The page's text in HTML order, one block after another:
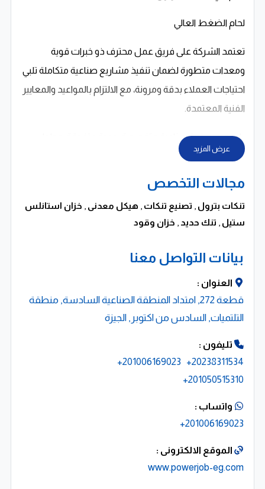
لحام الضغط العالي
تعتمد الشركة على فريق عمل محترف ذو خبرات قوية
ومعدات متطورة لضمان تنفيذ مشاريع صناعية متكاملة تلبي
احتياجات العملاء بدقة ومرونة، مع الالتزام بالمواعيد والمعايير
الفنية المعتمدة.
باور جوب… خبرة صناعية متخصصة، جودة متفوقة، وحلول
متكاملة منذ أكثر من 15 عامًا.
عرض المزيد
مجالات التخصص
تنكات بترول , تصنيع تنكات , هيكل معدنى , خزان استانلس
ستيل , تنك حديد , خزان وقود
بيانات التواصل معنا
العنوان :
قطعة 272, امتداد المنطقة الصناعية السادسة, منطقة
التلتميات, السادس من اكتوبر, الجيزة
تليفون :
20238311534+
201006169023+
201050515310+
واتساب :
201006169023+
الموقع الالكترونى :
www.powerjob-eg.com